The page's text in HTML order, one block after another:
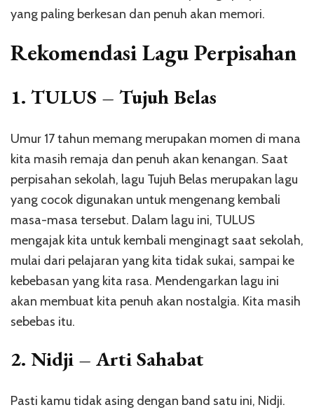
yang paling berkesan dan penuh akan memori.
Rekomendasi Lagu Perpisahan
1. TULUS – Tujuh Belas
Umur 17 tahun memang merupakan momen di mana
kita masih remaja dan penuh akan kenangan. Saat
perpisahan sekolah, lagu Tujuh Belas merupakan lagu
yang cocok digunakan untuk mengenang kembali
masa-masa tersebut. Dalam lagu ini, TULUS
mengajak kita untuk kembali menginagt saat sekolah,
mulai dari pelajaran yang kita tidak sukai, sampai ke
kebebasan yang kita rasa. Mendengarkan lagu ini
akan membuat kita penuh akan nostalgia. Kita masih
sebebas itu.
2. Nidji – Arti Sahabat
Pasti kamu tidak asing dengan band satu ini, Nidji.